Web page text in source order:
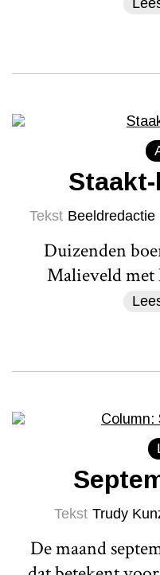
Tekst Beeldredactie
Duizenden
Malieveld
Tekst Trudy
De maand